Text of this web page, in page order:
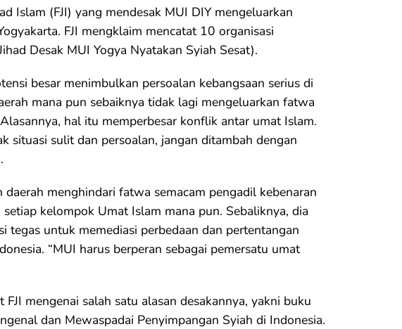
Islam (FJI) yang mendesak MUI DIY mengeluarkan
FJI mengklaim mencatat 10 organisasi
Desak MUI Yogya Nyatakan Syiah Sesat).
besar menimbulkan persoalan kebangsaan serius di
mana pun sebaiknya tidak lagi mengeluarkan fatwa
hal itu memperbesar konflik antar umat Islam.
situasi sulit dan persoalan, jangan ditambah dengan
menghindari fatwa semacam pengadil kebenaran
kelompok Umat Islam mana pun. Sebaliknya, dia
tegas untuk memediasi perbedaan dan pertentangan
“MUI harus berperan sebagai pemersatu umat
mengenai salah satu alasan desakannya, yakni buku
dan Mewaspadai Penyimpangan Syiah di Indonesia.